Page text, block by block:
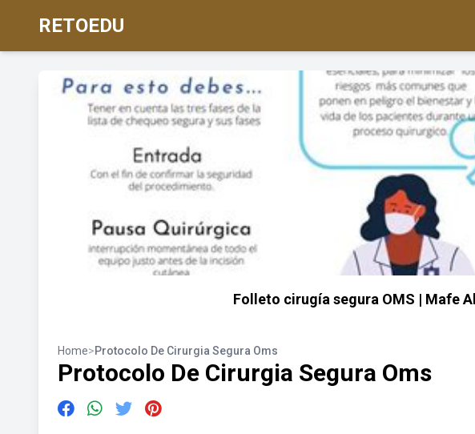
RETOEDU
Folleto cirugía segura OMS | Mafe
Home>Protocolo De Cirurgia Segura Oms
Protocolo De Cirurgia Segura Oms